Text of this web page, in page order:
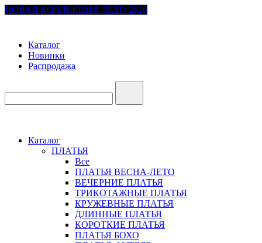
НОВАЯ КОЛЛЕКЦИЯ ЛЕТО 2026
Каталог
Новинки
Распродажа
Каталог
ПЛАТЬЯ
Все
ПЛАТЬЯ ВЕСНА-ЛЕТО
ВЕЧЕРНИЕ ПЛАТЬЯ
ТРИКОТАЖНЫЕ ПЛАТЬЯ
КРУЖЕВНЫЕ ПЛАТЬЯ
ДЛИННЫЕ ПЛАТЬЯ
КОРОТКИЕ ПЛАТЬЯ
ПЛАТЬЯ БОХО